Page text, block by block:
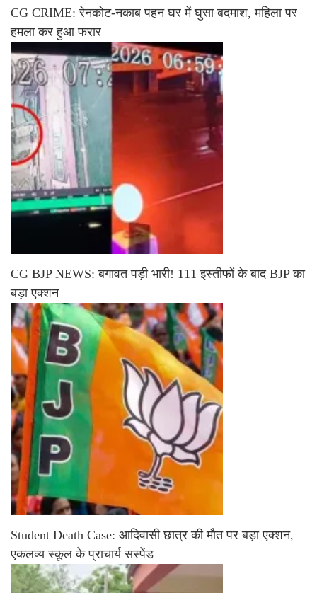
CG CRIME: रेनकोट-नकाब पहन घर में घुसा बदमाश, महिला पर
हमला कर हुआ फरार
CG BJP NEWS: बगावत पड़ी भारी! 111 इस्तीफों के बाद BJP का
बड़ा एक्शन
Student Death Case: आदिवासी छात्र की मौत पर बड़ा एक्शन,
एकलव्य स्कूल के प्राचार्य सस्पेंड